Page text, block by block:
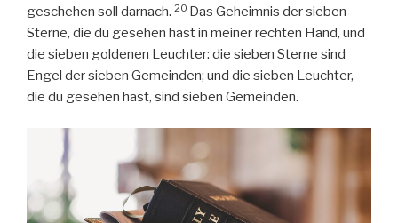
geschehen soll darnach. 20 Das Geheimnis der sieben
Sterne, die du gesehen hast in meiner rechten Hand, und
die sieben goldenen Leuchter: die sieben Sterne sind
Engel der sieben Gemeinden; und die sieben Leuchter,
die du gesehen hast, sind sieben Gemeinden.